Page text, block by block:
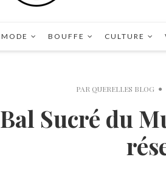
MODE BOUFFE CULTURE
PAR QUERELLES BLOG
Bal Sucré du